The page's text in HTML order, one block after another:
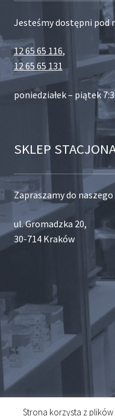
Jesteśmy dostępni pod
12 65 65 116,
12 65 65 131
poniedziałek – piątek
SKLEP
Zapraszamy do
ul. Gromadzka 20,
30-714 Kraków
Strona korzysta z